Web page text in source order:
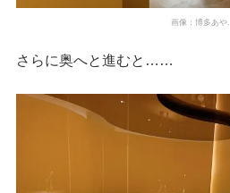
画像：博多あや.
さらに奥へと進むと……